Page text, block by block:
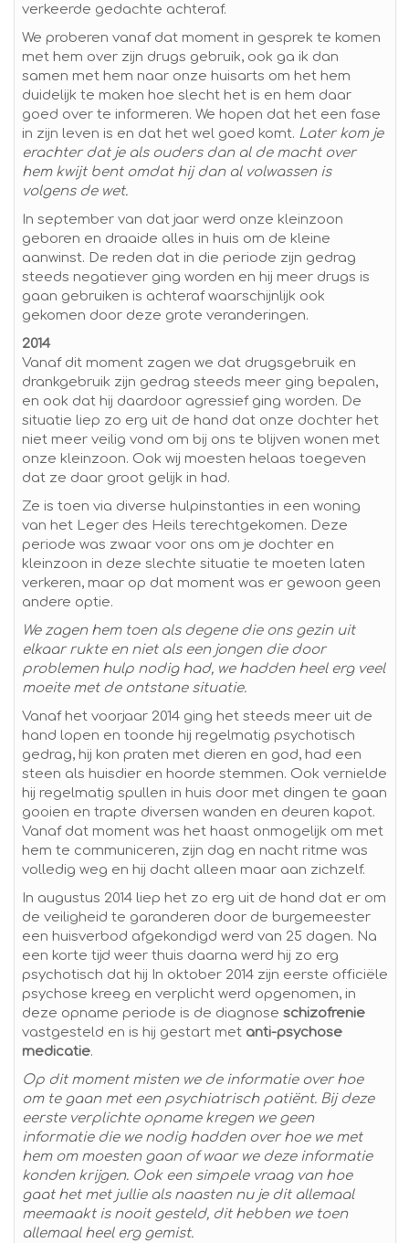
verkeerde gedachte achteraf.
We proberen vanaf dat moment in gesprek te komen
met hem over zijn drugs gebruik, ook ga ik dan
samen met hem naar onze huisarts om het hem
duidelijk te maken hoe slecht het is en hem daar
goed over te informeren. We hopen dat het een fase
in zijn leven is en dat het wel goed komt. Later kom je
erachter dat je als ouders dan al de macht over
hem kwijt bent omdat hij dan al volwassen is
volgens de wet.
In september van dat jaar werd onze kleinzoon
geboren en draaide alles in huis om de kleine
aanwinst. De reden dat in die periode zijn gedrag
steeds negatiever ging worden en hij meer drugs is
gaan gebruiken is achteraf waarschijnlijk ook
gekomen door deze grote veranderingen.
2014
Vanaf dit moment zagen we dat drugsgebruik en
drankgebruik zijn gedrag steeds meer ging bepalen,
en ook dat hij daardoor agressief ging worden. De
situatie liep zo erg uit de hand dat onze dochter het
niet meer veilig vond om bij ons te blijven wonen met
onze kleinzoon. Ook wij moesten helaas toegeven
dat ze daar groot gelijk in had.
Ze is toen via diverse hulpinstanties in een woning
van het Leger des Heils terechtgekomen. Deze
periode was zwaar voor ons om je dochter en
kleinzoon in deze slechte situatie te moeten laten
verkeren, maar op dat moment was er gewoon geen
andere optie.
We zagen hem toen als degene die ons gezin uit
elkaar rukte en niet als een jongen die door
problemen hulp nodig had, we hadden heel erg veel
moeite met de ontstane situatie.
Vanaf het voorjaar 2014 ging het steeds meer uit de
hand lopen en toonde hij regelmatig psychotisch
gedrag, hij kon praten met dieren en god, had een
steen als huisdier en hoorde stemmen. Ook vernielde
hij regelmatig spullen in huis door met dingen te gaan
gooien en trapte diversen wanden en deuren kapot.
Vanaf dat moment was het haast onmogelijk om met
hem te communiceren, zijn dag en nacht ritme was
volledig weg en hij dacht alleen maar aan zichzelf.
In augustus 2014 liep het zo erg uit de hand dat er om
de veiligheid te garanderen door de burgemeester
een huisverbod afgekondigd werd van 25 dagen. Na
een korte tijd weer thuis daarna werd hij zo erg
psychotisch dat hij In oktober 2014 zijn eerste officiële
psychose kreeg en verplicht werd opgenomen, in
deze opname periode is de diagnose schizofrenie
vastgesteld en is hij gestart met anti-psychose
medicatie.
Op dit moment misten we de informatie over hoe
om te gaan met een psychiatrisch patiënt. Bij deze
eerste verplichte opname kregen we geen
informatie die we nodig hadden over hoe we met
hem om moesten gaan of waar we deze informatie
konden krijgen. Ook een simpele vraag van hoe
gaat het met jullie als naasten nu je dit allemaal
meemaakt is nooit gesteld, dit hebben we toen
allemaal heel erg gemist.